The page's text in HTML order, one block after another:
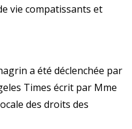
vie compatissants et
a été déclenchée par
Times écrit par Mme
des droits des